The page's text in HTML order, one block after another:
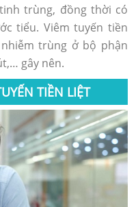
trùng, đồng thời có
tiểu. Viêm tuyến tiền
trùng ở bộ phận
gây nên.
TIỀN LIỆT